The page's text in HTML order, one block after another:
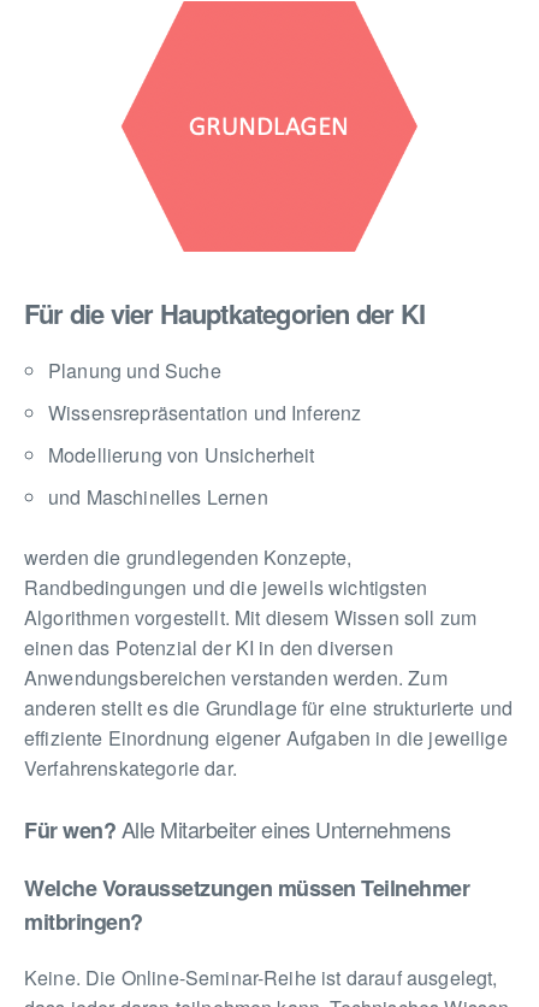
Für die vier Hauptkategorien der KI
Planung und Suche
Wissensrepräsentation und Inferenz
Modellierung von Unsicherheit
und Maschinelles Lernen
werden die grundlegenden Konzepte,
Randbedingungen und die jeweils wichtigsten
Algorithmen vorgestellt. Mit diesem Wissen soll zum
einen das Potenzial der KI in den diversen
Anwendungsbereichen verstanden werden. Zum
anderen stellt es die Grundlage für eine strukturierte und
effiziente Einordnung eigener Aufgaben in die jeweilige
Verfahrenskategorie dar.
Für wen?Alle Mitarbeiter eines Unternehmens
Welche Voraussetzungen müssen Teilnehmer
mitbringen?
Keine. Die Online-Seminar-Reihe ist darauf ausgelegt,